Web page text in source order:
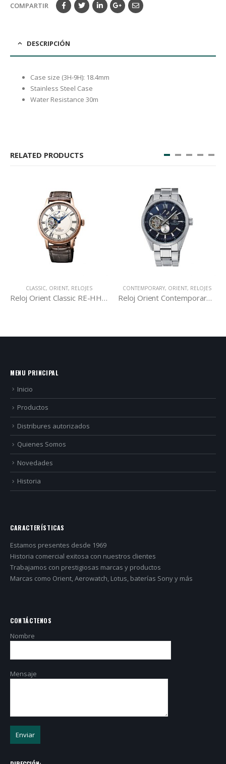
COMPARTIR
DESCRIPCIÓN
Case size (3H-9H): 18.4mm
Stainless Steel Case
Water Resistance 30m
RELATED PRODUCTS
CLASSIC, ORIENT, RELOJES
Reloj Orient Classic RE-HH0003S
CONTEMPORARY, ORIENT, RELOJES
Reloj Orient Contemporary DK05002D
MENU PRINCIPAL
Inicio
Productos
Distribures autorizados
Quienes Somos
Novedades
Historia
CARACTERÍSTICAS
Estamos presentes desde 1969
Historia comercial exitosa con nuestros clientes
Trabajamos con prestigiosas marcas y productos
Marcas como Orient, Aerowatch, Lotus, baterías Sony y más
CONTÁCTENOS
Nombre
Mensaje